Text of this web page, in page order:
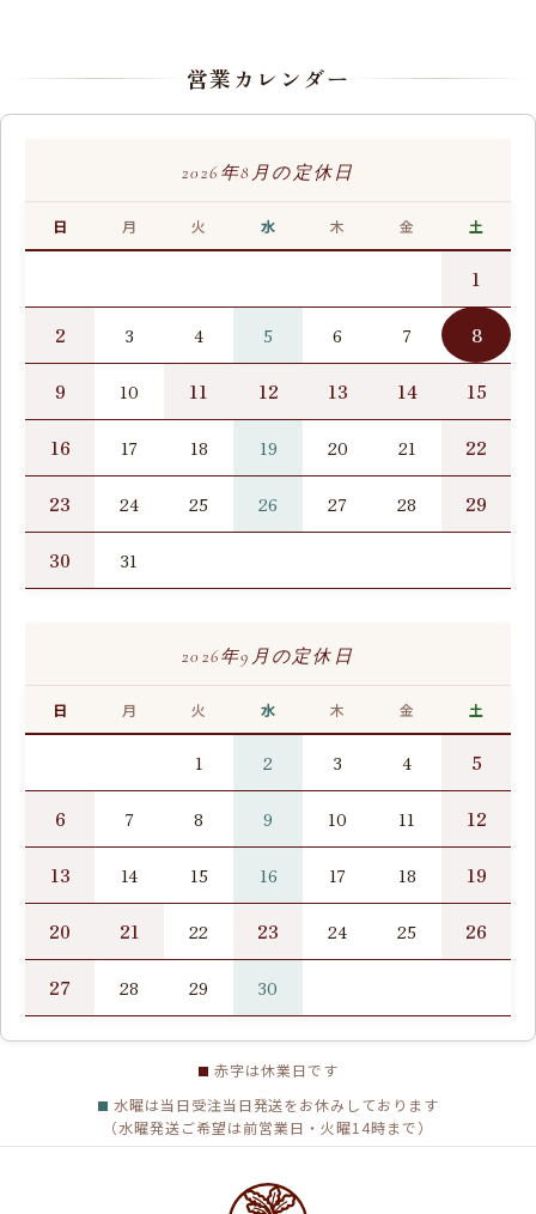
営業カレンダー
2026年8月の定休日
日 月 火 水 木 金 土
1
2 3 4 5 6 7 8
9 10 11 12 13 14 15
16 17 18 19 20 21 22
23 24 25 26 27 28 29
30 31
2026年9月の定休日
日 月 火 水 木 金 土
1 2 3 4 5
6 7 8 9 10 11 12
13 14 15 16 17 18 19
20 21 22 23 24 25 26
27 28 29 30
赤字は休業日です
水曜は当日受注当日発送をお休みしております
（水曜発送ご希望は前営業日・火曜14時まで）